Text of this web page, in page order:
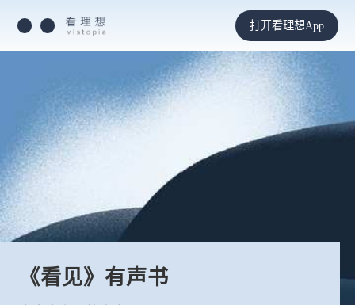
打开看理想App
《看见》有声书